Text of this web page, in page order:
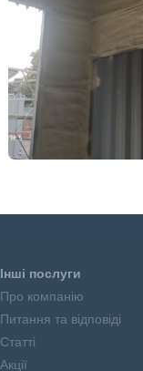
Інші послуги
Про компанію
Питання та відповіді
Статті
Акції